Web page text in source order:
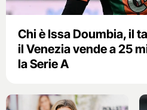
Chi è Issa Doumbia, il
il Venezia vende a 25
la Serie A